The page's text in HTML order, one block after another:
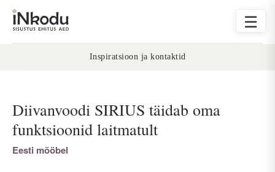
☰
Inspiratsioon ja kontaktid
Diivanvoodi SIRIUS täidab oma
funktsioonid laitmatult
Eesti mööbel